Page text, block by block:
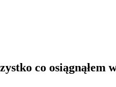
co osiągnąłem